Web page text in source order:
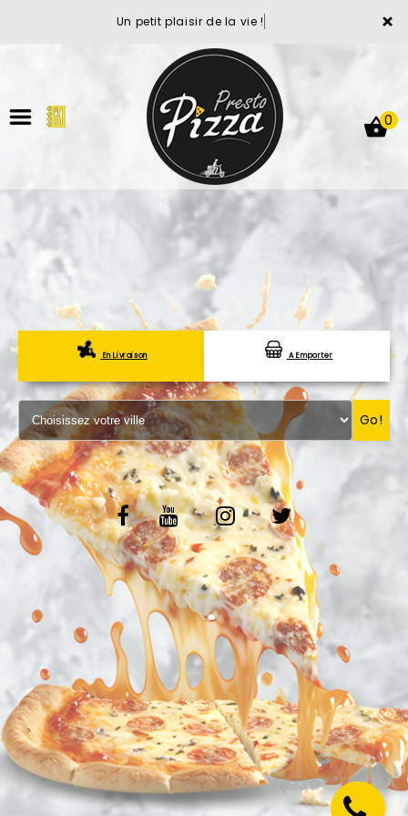
×
Un petit plaisir de la vie !
ACCUEIL
LA CARTE
VOTRE COMPTE
NOTRE RESTAURANT
VOS AVIS
MENTIONS LÉGALES
C.G.V
0
En Livraison A Emporter
Go!